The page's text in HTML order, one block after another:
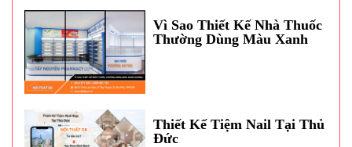
Vì Sao Thiết Kế Nhà Thuốc
Thường Dùng Màu Xanh
Thiết Kế Tiệm Nail Tại Thủ
Đức